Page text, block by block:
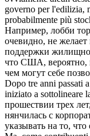
governo per l'edilizia,
probabilmente più
Например, лобби
очевидно, не
поддержки
что США, вероятно,
чем могут себе
Dopo tre anni passati
iniziato a sottolineare
прошествии трех
нянчилась с
указывать на то,